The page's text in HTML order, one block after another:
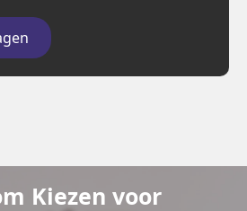
Kiezen voor